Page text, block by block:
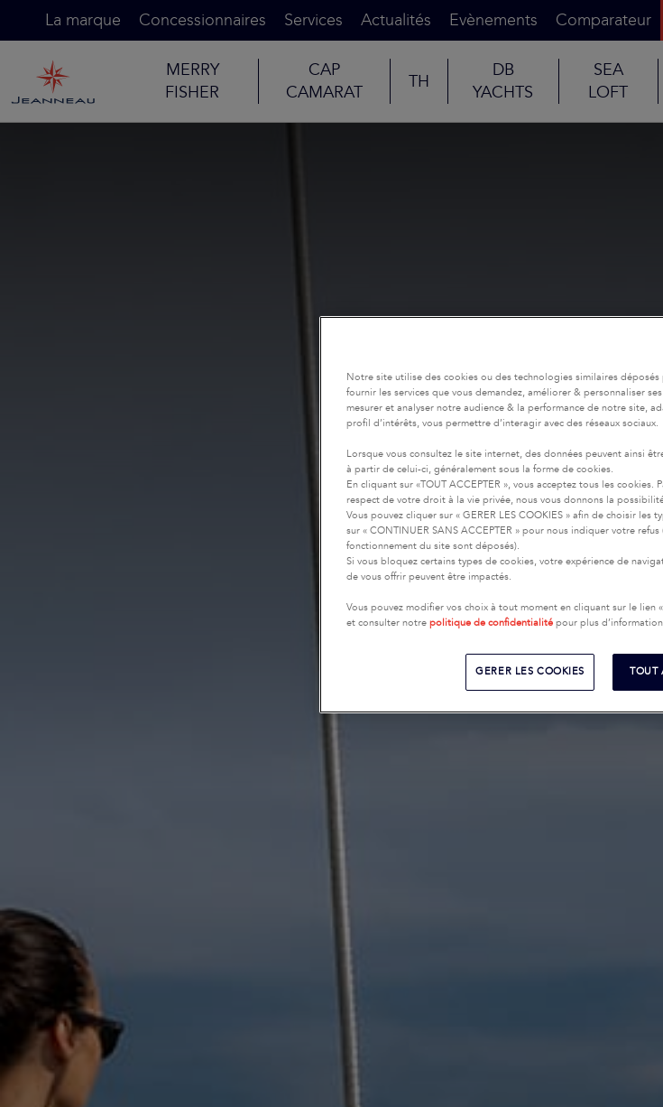
La marque Concessionnaires Services Actualités Evènements Comparateur
MERRY
FISHER
CAP
CAMARAT
TH
DB
YACHTS
SEA
LOFT
Notre site utilise des cookies ou des technologies similaires
fournir les services que vous demandez, améliorer & personnaliser
mesurer et analyser notre audience & la performance de notre site,
profil d’intérêts, vous permettre d’interagir avec des réseaux sociaux.
Lorsque vous consultez le site internet, des données peuvent ainsi
à partir de celui-ci, généralement sous la forme de cookies.
En cliquant sur «TOUT ACCEPTER », vous acceptez tous les
respect de votre droit à la vie privée, nous vous donnons la
Vous pouvez cliquer sur « GERER LES COOKIES » afin de choisir les
sur « CONTINUER SANS ACCEPTER » pour nous indiquer votre
fonctionnement du site sont déposés).
Si vous bloquez certains types de cookies, votre expérience de
de vous offrir peuvent être impactés.
Vous pouvez modifier vos choix à tout moment en cliquant sur le lien
et consulter notre politique de confidentialité pour plus
GERER LES COOKIES TOUT